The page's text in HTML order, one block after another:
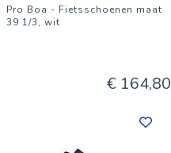
Pro Boa - Fietsschoenen maat
39 1/3, wit
€ 164,80